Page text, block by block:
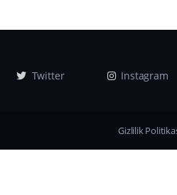
Twitter Instagram
Gizlilik